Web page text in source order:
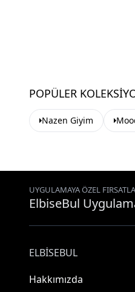
POPÜLER
Nazen Giyim
UYGULAMAYA ÖZEL
ElbiseBul
ELBISEBUL
Hakkımızda